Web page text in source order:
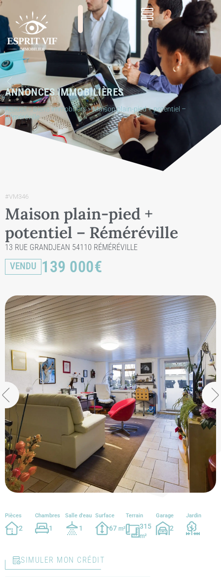
ANNONCES IMMOBILIÈRES
Accueil>Biens immobiliers>Maison plain-pied + potentiel –
Réméréville
#VM346
Maison plain-pied +
potentiel – Réméréville
13 RUE GRANDJEAN 54110 RÉMÉRÉVILLE
VENDU 139 000€
Pièces
2
Chambres
1
Salle d'eau
1
Surface
67m²
Terrain
315
m²
Garage
2
Jardin
SIMULER MON CRÉDIT